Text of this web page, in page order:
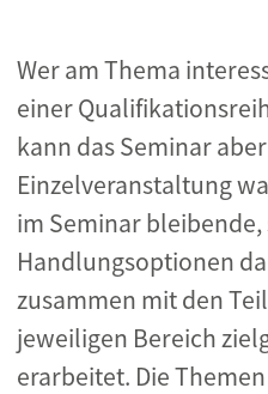
Wer am Thema
einer
kann das Seminar aber
Einzelveranstaltung
im Seminar
Handlungsoptionen
zusammen mitden
jeweiligen Bereich
erarbeitet. Die